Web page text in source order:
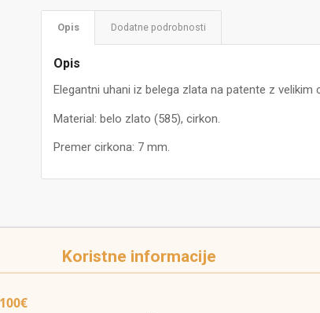
Opis Dodatne podrobnosti
Opis
Elegantni uhani iz belega zlata na patente z
Material: belo zlato (585), cirkon.
Premer cirkona: 7 mm.
Koristne informacije